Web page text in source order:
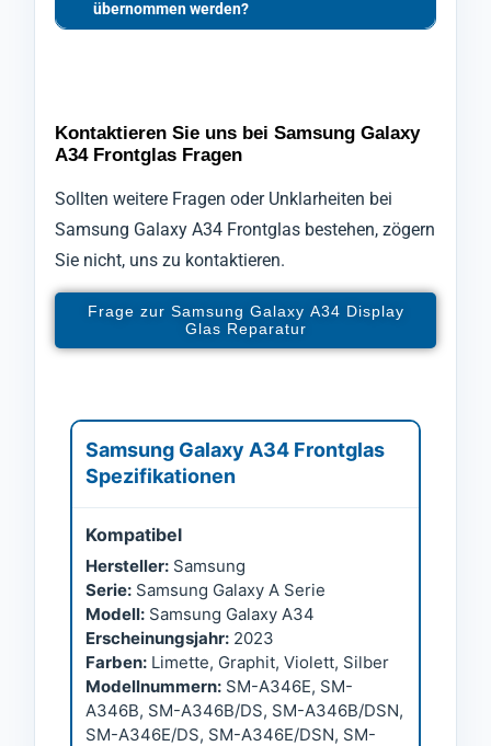
übernommen werden?
Kontaktieren Sie uns bei Samsung Galaxy
A34 Frontglas Fragen
Sollten weitere Fragen oder Unklarheiten bei
Samsung Galaxy A34 Frontglas bestehen, zögern
Sie nicht, uns zu kontaktieren.
Frage zur Samsung Galaxy A34 Display
Glas Reparatur
Samsung Galaxy A34 Frontglas
Spezifikationen
Kompatibel
Hersteller: Samsung
Serie: Samsung Galaxy A Serie
Modell: Samsung Galaxy A34
Erscheinungsjahr: 2023
Farben: Limette, Graphit, Violett, Silber
Modellnummern: SM-A346E, SM-
A346B, SM-A346B/DS, SM-A346B/DSN,
SM-A346E/DS, SM-A346E/DSN, SM-